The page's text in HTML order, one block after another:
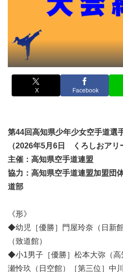
X Facebook
第44回高知県少年少女空手道選
（2026年5月6日 くろしおアリ
主催：高知県空手道連盟
協力：高知県空手道連盟加盟団
道部
《形》
◆幼児［優勝］門屋玲奈（日新
（致道館）
◆小1男子［優勝］松本大弥（高
瀬怜玖（日空館）［第三位］中